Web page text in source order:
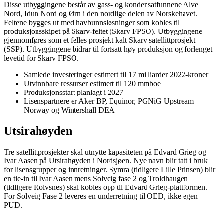
Disse utbyggingene består av gass- og kondensatfunnene Alve
Nord, Idun Nord og Ørn i den nordlige delen av Norskehavet.
Feltene bygges ut med havbunnsløsninger som kobles til
produksjonsskipet på Skarv-feltet (Skarv FPSO). Utbyggingene
gjennomføres som et felles prosjekt kalt Skarv satellittprosjekt
(SSP). Utbyggingene bidrar til fortsatt høy produksjon og forlenget
levetid for Skarv FPSO.
Samlede investeringer estimert til 17 milliarder 2022-kroner
Utvinnbare ressurser estimert til 120 mmboe
Produksjonsstart planlagt i 2027
Lisenspartnere er Aker BP, Equinor, PGNiG Upstream
Norway og Wintershall DEA
Utsirahøyden
Tre satellittprosjekter skal utnytte kapasiteten på Edvard Grieg og
Ivar Aasen på Utsirahøyden i Nordsjøen. Nye navn blir tatt i bruk
for lisensgrupper og innretninger. Symra (tidligere Lille Prinsen) blir
en tie-in til Ivar Aasen mens Solveig fase 2 og Troldhaugen
(tidligere Rolvsnes) skal kobles opp til Edvard Grieg-plattformen.
For Solveig Fase 2 leveres en underretning til OED, ikke egen
PUD.